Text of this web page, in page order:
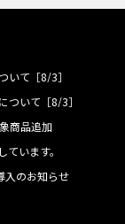
いて［8/3］
ついて［8/3］
商品追加
います。
入のお知らせ